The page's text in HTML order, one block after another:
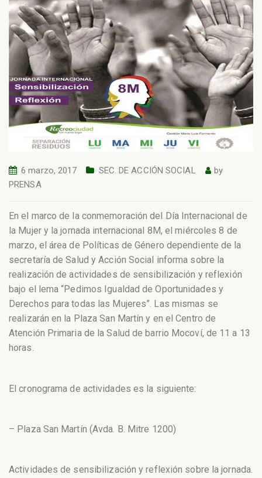
6 marzo, 2017 SEC. DE ACCIÓN SOCIAL
by
PRENSA
En el marco de la conmemoración del Día Internacional de
la Mujer y la jornada internacional 8M, el miércoles 8 de
marzo, el área de Políticas de Género dependiente de la
secretaría de Salud y Acción Social informa sobre la
realización de actividades de sensibilización y reflexión
bajo el lema “Pedimos Igualdad de Oportunidades y
Derechos para todas las Mujeres”. Las mismas se
realizarán en la Plaza San Martín y en el Centro de
Atención Primaria de la Salud de barrio Mocoví, de 11 a 13
horas.
El cronograma de actividades es la siguiente:
– Plaza San Martín (Avda. B. Mitre 1200)
Actividades de sensibilización y reflexión sobre la jornada.